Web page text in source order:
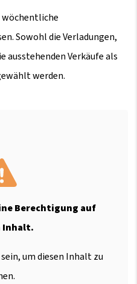
wöchentliche
Sowohl die Verladungen,
ausstehenden Verkäufe als
werden.
Berechtigung auf
Inhalt.
um diesen Inhalt zu